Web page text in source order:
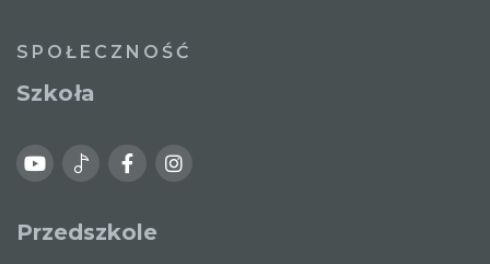
SPOŁECZNOŚĆ
Szkoła
Przedszkole